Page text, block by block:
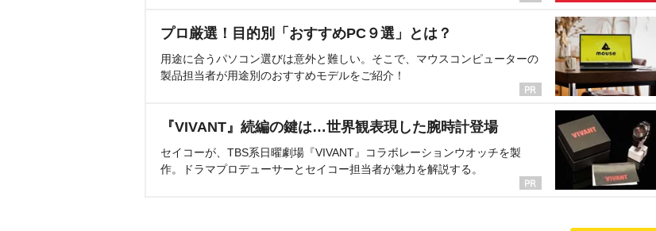
プロ厳選！目的別「おすすめPC９選」とは？
用途に合うパソコン選びは意外と難しい。そこで、マウスコンピューターの
製品担当者が用途別のおすすめモデルをご紹介！
『VIVANT』続編の鍵は…世界観表現した腕時計登場
セイコーが、TBS系日曜劇場『VIVANT』コラボレーションウオッチを製
作。ドラマプロデューサーとセイコー担当者が魅力を解説する。